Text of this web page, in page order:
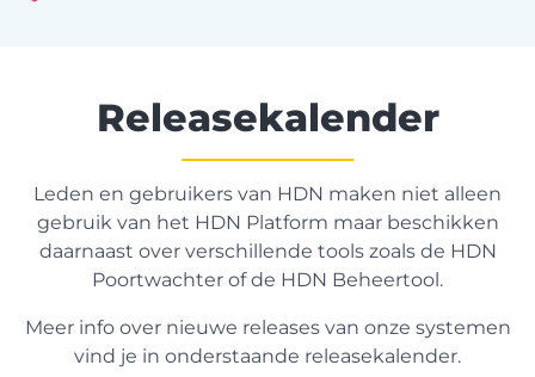
Releasekalender
Leden en gebruikers van HDN maken niet alleen
gebruik van het HDN Platform maar beschikken
daarnaast over verschillende tools zoals de HDN
Poortwachter of de HDN Beheertool.
Meer info over nieuwe releases van onze systemen
vind je in onderstaande releasekalender.